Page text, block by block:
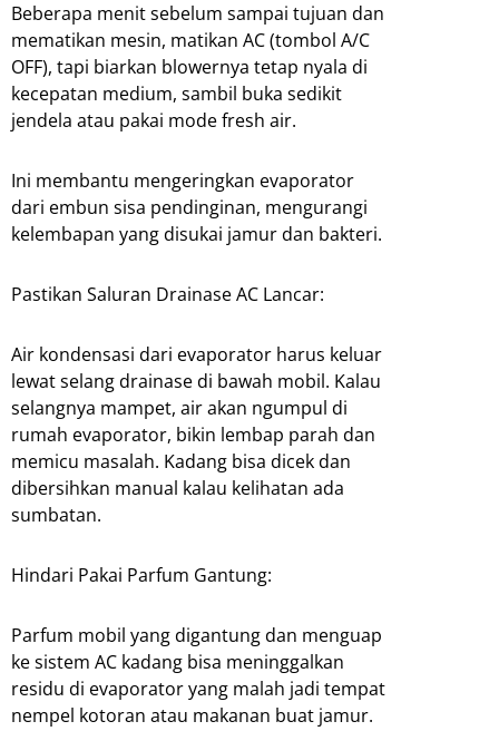
Beberapa menit sebelum sampai tujuan dan
mematikan mesin, matikan AC (tombol A/C
OFF), tapi biarkan blowernya tetap nyala di
kecepatan medium, sambil buka sedikit
jendela atau pakai mode fresh air.
Ini membantu mengeringkan evaporator
dari embun sisa pendinginan, mengurangi
kelembapan yang disukai jamur dan bakteri.
Pastikan Saluran Drainase AC Lancar:
Air kondensasi dari evaporator harus keluar
lewat selang drainase di bawah mobil. Kalau
selangnya mampet, air akan ngumpul di
rumah evaporator, bikin lembap parah dan
memicu masalah. Kadang bisa dicek dan
dibersihkan manual kalau kelihatan ada
sumbatan.
Hindari Pakai Parfum Gantung:
Parfum mobil yang digantung dan menguap
ke sistem AC kadang bisa meninggalkan
residu di evaporator yang malah jadi tempat
nempel kotoran atau makanan buat jamur.